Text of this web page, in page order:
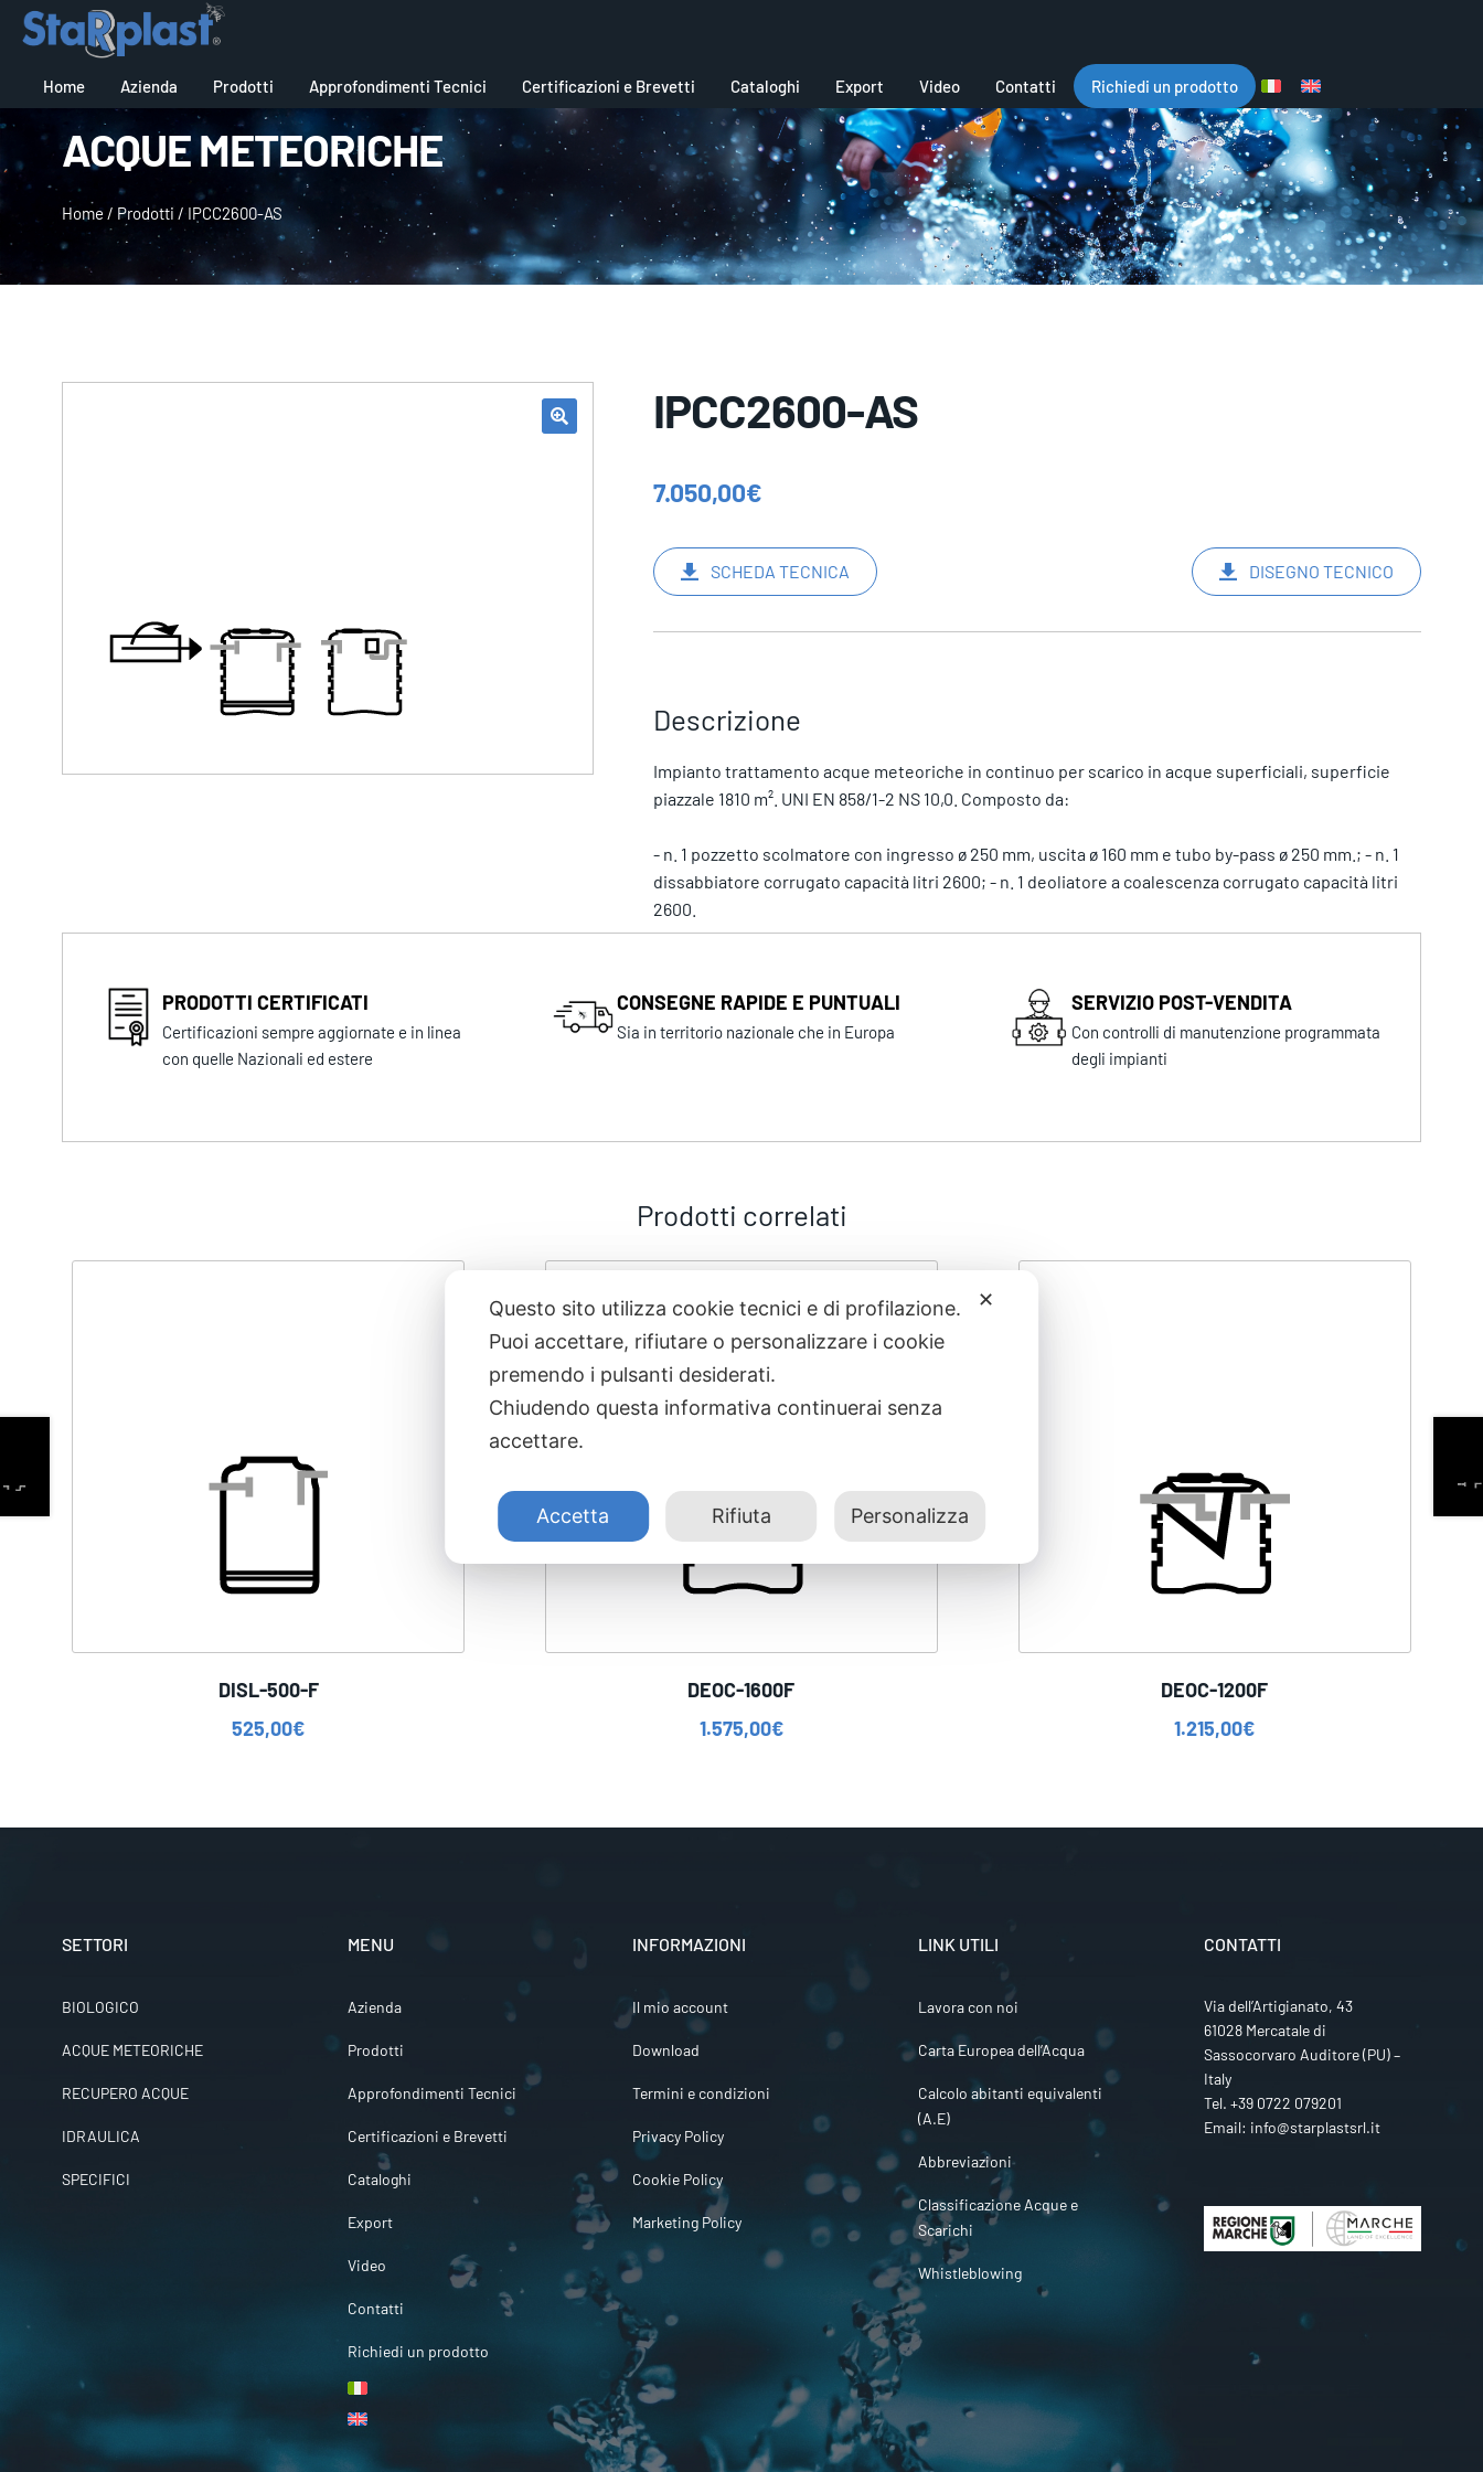
Home Azienda Prodotti Approfondimenti Tecnici Certificazioni e Brevetti Cataloghi Export Video Contatti Richiedi un prodotto
ACQUE METEORICHE
Home / Prodotti / IPCC2600-AS
IPCC2600-AS
7.050,00€
SCHEDA TECNICA DISEGNO TECNICO
Descrizione
Impianto trattamento acque meteoriche in continuo per scarico in acque superficiali, superficie
piazzale 1810 m². UNI EN 858/1-2 NS 10,0. Composto da:
- n. 1 pozzetto scolmatore con ingresso ø 250 mm, uscita ø 160 mm e tubo by-pass ø 250 mm.; - n. 1
dissabbiatore corrugato capacità litri 2600; - n. 1 deoliatore a coalescenza corrugato capacità litri
2600.
PRODOTTI CERTIFICATI
Certificazioni sempre aggiornate e in linea
con quelle Nazionali ed estere
CONSEGNE RAPIDE E PUNTUALI
Sia in territorio nazionale che in Europa
SERVIZIO POST-VENDITA
Con controlli di manutenzione programmata
degli impianti
Prodotti correlati
DISL-500-F
525,00€
DEOC-1600F
1.575,00€
DEOC-1200F
1.215,00€
SETTORI
BIOLOGICO
ACQUE METEORICHE
RECUPERO ACQUE
IDRAULICA
SPECIFICI
MENU
Azienda
Prodotti
Approfondimenti Tecnici
Certificazioni e Brevetti
Cataloghi
Export
Video
Contatti
Richiedi un prodotto
INFORMAZIONI
Il mio account
Download
Termini e condizioni
Privacy Policy
Cookie Policy
Marketing Policy
LINK UTILI
Lavora con noi
Carta Europea dell’Acqua
Calcolo abitanti equivalenti
(A.E)
Abbreviazioni
Classificazione Acque e
Scarichi
Whistleblowing
CONTATTI
Via dell’Artigianato, 43
61028 Mercatale di
Sassocorvaro Auditore (PU) –
Italy
Tel. +39 0722 079201
Email: info@starplastsrl.it
✕
Questo sito utilizza cookie tecnici e di profilazione.
Puoi accettare, rifiutare o personalizzare i cookie
premendo i pulsanti desiderati.
Chiudendo questa informativa continuerai senza
accettare.
Accetta Rifiuta Personalizza